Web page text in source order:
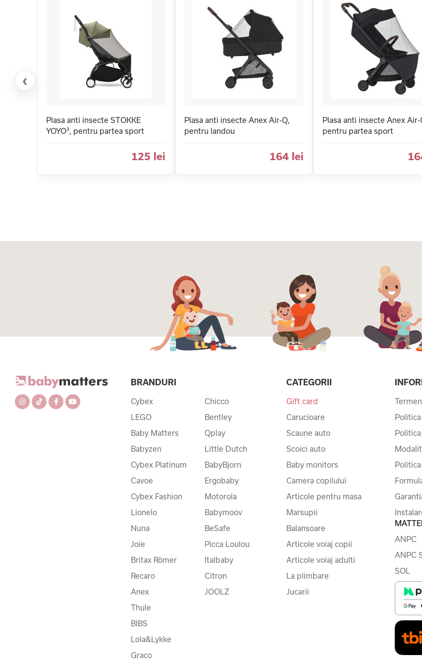
‹
Plasa anti insecte STOKKE
YOYO³, pentru partea sport
125 lei
Plasa anti insecte Anex Air-Q,
pentru landou
164 lei
Plasa anti insecte Anex Air-
pentru partea sport
BRANDURI
Cybex
LEGO
Baby Matters
Babyzen
Cybex Platinum
Cavoe
Cybex Fashion
Lionelo
Nuna
Joie
Britax Römer
Recaro
Anex
Thule
BIBS
Lola&Lykke
Graco
Chicco
Bentley
Qplay
Little Dutch
BabyBjorn
Ergobaby
Motorola
Babymoov
BeSafe
Picca Loulou
Italbaby
Citron
JOOLZ
CATEGORII
Gift card
Carucioare
Scaune auto
Scoici auto
Baby monitors
Camera copilului
Articole pentru masa
Marsupii
Balansoare
Articole voiaj copii
Articole voiaj adulti
La plimbare
Jucarii
ANPC
ANPC
SOL